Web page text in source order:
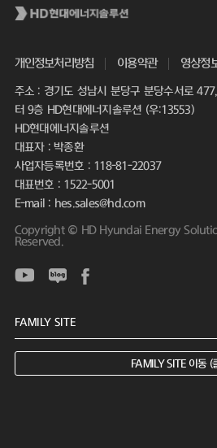
개인정보처리방침 이용약관 영상정
주소 : 경기도 성남시 분당구 분당수서로
터 9층 HD현대에너지솔루션 (우:13553)
HD현대에너지솔루션
대표자 : 박종환
사업자등록번호 : 118-81-22037
대표번호 : 1522-5001
E-mail : hes.sales@hd.com
Copyright © HD Hyundai Energy
Reserved.
FAMILY SITE 이동 (